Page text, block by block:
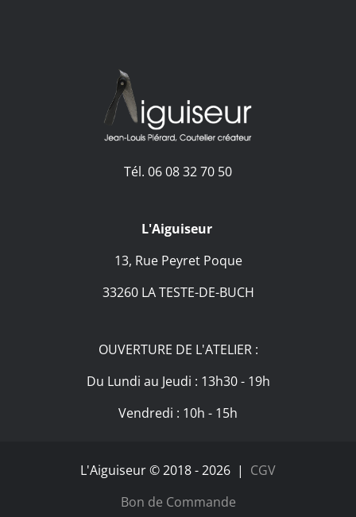
Tél. 06 08 32 70 50
L'Aiguiseur
13, Rue Peyret Poque
33260 LA TESTE-DE-BUCH
OUVERTURE DE L'ATELIER :
Du Lundi au Jeudi : 13h30 - 19h
Vendredi : 10h - 15h
L'Aiguiseur © 2018 -2026 | CGV
Bon de Commande